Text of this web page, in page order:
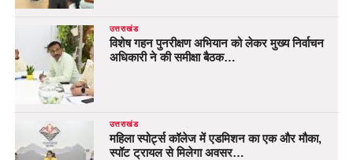
उत्तराखंड
विशेष गहन पुनरीक्षण अभियान को लेकर मुख्य निर्वाचन
अधिकारी ने की समीक्षा बैठक…
उत्तराखंड
महिला स्पोर्ट्स कॉलेज में एडमिशन का एक और मौका,
स्पॉट ट्रायल से मिलेगा अवसर…